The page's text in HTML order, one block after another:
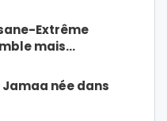
Extrême
mais…
née dans